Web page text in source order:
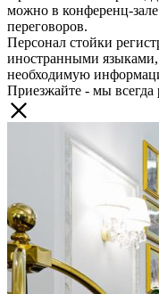
можно в конференц-
переговоров.
Персонал стойки
иностранными языками,
необходимую
Приезжайте - мы всегда